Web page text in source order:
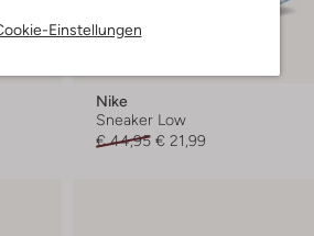
Einstellungen
Nike
Sneaker Low
€ 44,95 € 21,99